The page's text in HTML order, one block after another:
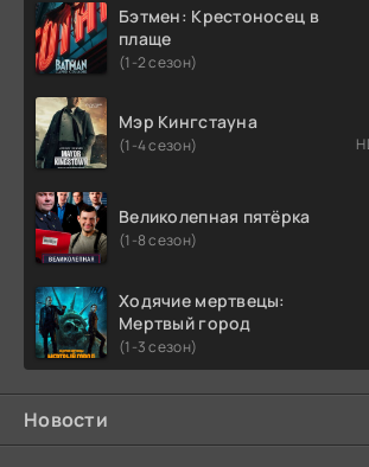
Бэтмен: Крестоносец в
плаще
(1-2 сезон)
Мэр Кингстауна
(1-4 сезон)
Великолепная пятёрка
(1-8 сезон)
Ходячие мертвецы:
Мертвый город
(1-3 сезон)
Новости